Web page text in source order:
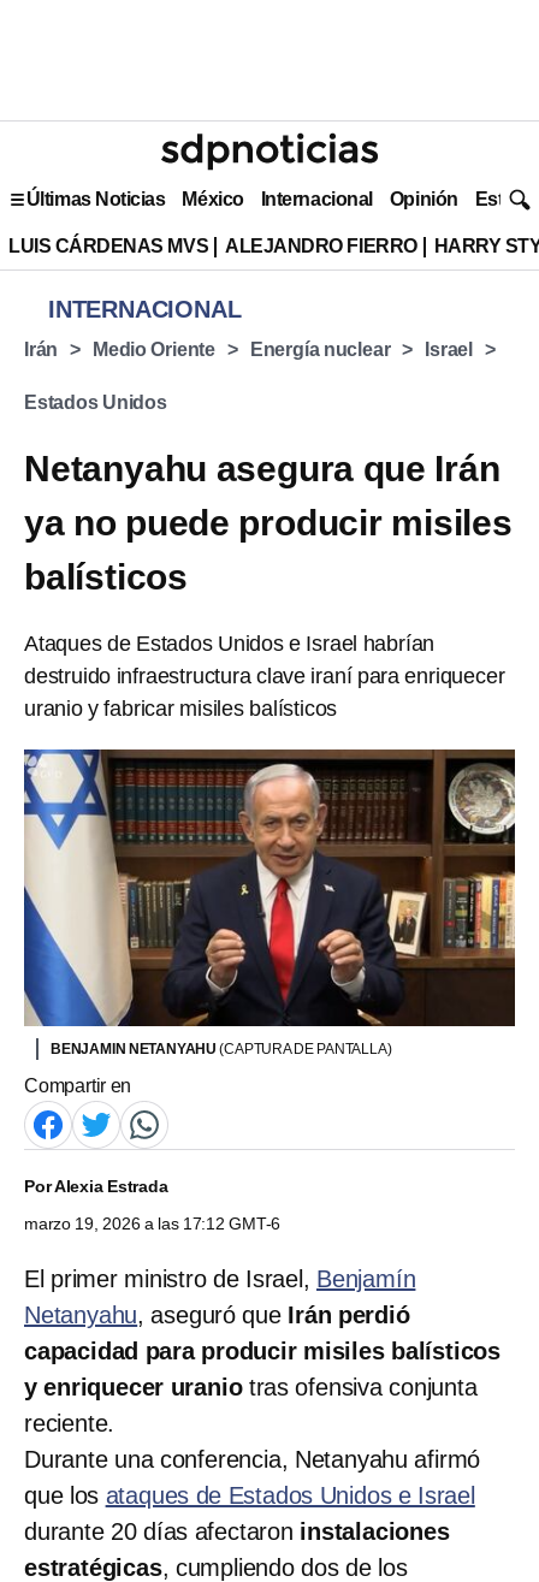
Últimas Noticias México Internacional Opinión Estilo
LUIS CÁRDENAS MVS ALEJANDRO FIERRO HARRY
INTERNACIONAL
Irán Medio Oriente Energía nuclear Israel
Estados Unidos
Netanyahu asegura que Irán
ya no puede producir misiles
balísticos
Ataques de Estados Unidos e Israel habrían
destruido infraestructura clave iraní para enriquecer
uranio y fabricar misiles balísticos
BENJAMIN NETANYAHU(CAPTURA DE PANTALLA)
Compartir en
PorAlexia Estrada
marzo 19, 2026 a las 17:12 GMT-6
El primer ministro de Israel, Benjamín
Netanyahu, aseguró que Irán perdió
capacidad para producir misiles balísticos
y enriquecer uraniotras ofensiva conjunta
reciente.
Durante una conferencia, Netanyahu afirmó
que los ataques de Estados Unidos e Israel
durante 20 días afectaron instalaciones
estratégicas, cumpliendo dos de los